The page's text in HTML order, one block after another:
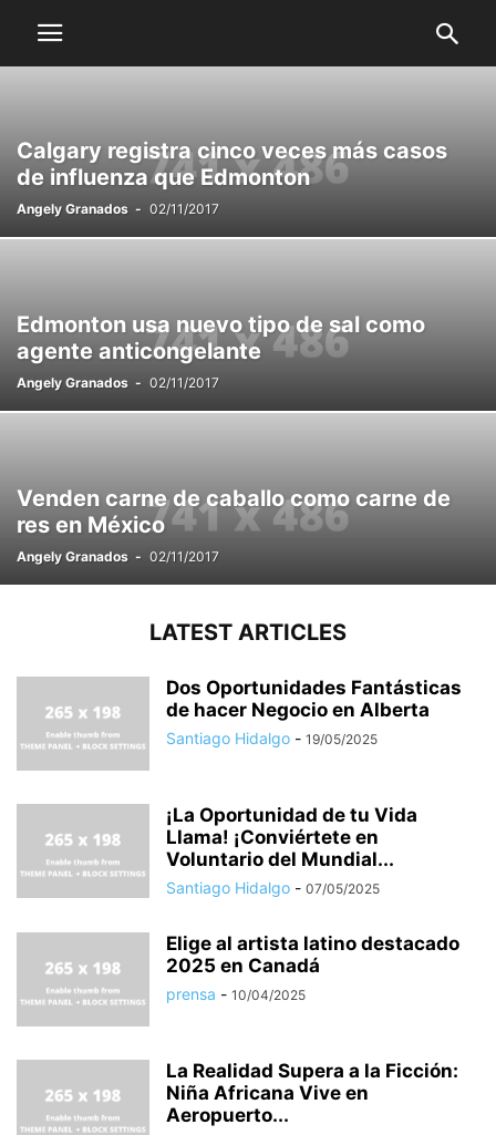
Calgary registra cinco veces más casos
de influenza que Edmonton
Angely Granados - 02/11/2017
Edmonton usa nuevo tipo de sal como
agente anticongelante
Angely Granados - 02/11/2017
Venden carne de caballo como carne de
res en México
Angely Granados - 02/11/2017
LATEST ARTICLES
Dos Oportunidades Fantásticas
de hacer Negocio en Alberta
Santiago Hidalgo - 19/05/2025
¡La Oportunidad de tu Vida
Llama! ¡Conviértete en
Voluntario del Mundial...
Santiago Hidalgo - 07/05/2025
Elige al artista latino destacado
2025 en Canadá
prensa - 10/04/2025
La Realidad Supera a la Ficción:
Niña Africana Vive en
Aeropuerto...